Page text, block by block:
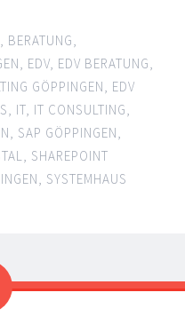
BERATUNG
EDV EDV BERATUNG
GÖPPINGEN
EDV
IT IT CONSULTING
SAP GÖPPINGEN
SHAREPOINT
SYSTEMHAUS